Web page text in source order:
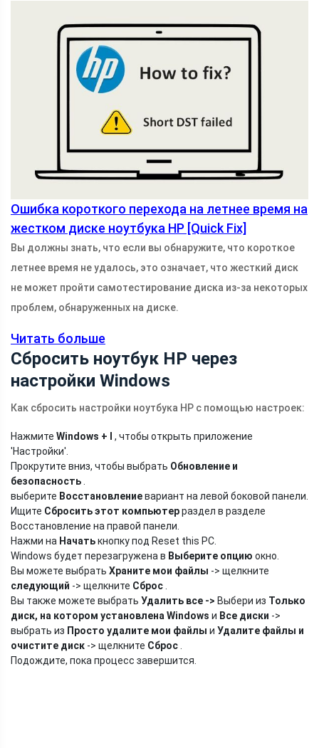
Ошибка короткого перехода на летнее время на
жестком диске ноутбука HP [Quick Fix]
Вы должны знать, что если вы обнаружите, что короткое
летнее время не удалось, это означает, что жесткий диск
не может пройти самотестирование диска из-за некоторых
проблем, обнаруженных на диске.
Читать больше
Сбросить ноутбук HP через
настройки Windows
Как сбросить настройки ноутбука HP с помощью настроек:
Нажмите Windows + I
, чтобы открыть приложение
'Настройки'.
Прокрутите вниз, чтобы выбрать Обновление и
безопасность
выберите Восстановлениевариант на левой боковой панели.
Ищите Сбросить этот компьютерраздел в разделе
Восстановление на правой панели.
Нажми на Начатькнопку под Reset this PC.
Windows будет перезагружена в Выберите опцию окно.
Вы можете выбрать Храните мои файлы -> щелкните
следующий -> щелкните Сброс
Вы также можете выбрать Удалить все -> Выбери из Только
диск, на котором установлена ​​Windows и Все диски ->
выбрать из Просто удалите мои файлы и Удалите файлы и
очистите диск -> щелкните Сброс
Подождите, пока процесс завершится.